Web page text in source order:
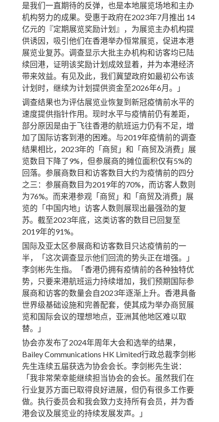
是我们一直期待的反弹，也是本地展览场地和主办
机构努力的成果。受惠于政府在2023年7月推出 14
亿元的『定期展览奖励计划』，为展览主办机构提
供诱因，吸引他们在香港举办恒常展览，促进本港
展览业复苏。调查显示大批主办机构和访客均已陆
续回港，证明该奖励计划成效显着，并为本港经济
带来效益。有见及此，我们冀望政府如最初公布该
计划时，继续为计划提供资金至2026年6月。」
调查结果也为评估展览业恢复到新冠疫情前水平的
速度提供指针作用。现时水平与疫情前仍有差距，
部分原因是由于飞往香港的航班运力仍有不足，增
加了国际访客到港的困难。与2019年疫情前的调查
结果相比，2023年的「商贸」和「商贸及消费」展
览数目下降了9%，但参展商的摊位面积仅有5%的
回落。参展商数目和访客数目大约为疫情前的四分
之三：参展商数目为2019年的70%，而访客人数则
为76%。而来港参观「商贸」和「商贸及消费」展
览的「中国内地」访客人数则展现出最强劲的复
苏。截至2023年底，这类访客的数目已回复至
2019年的91%。
国际及亚太区参展商和访客数目只达疫情前的一
半，「这次调查显示他们回流的势头正在增强。」
李剑彬先生指。「香港仍拥有疫情前的各种独特优
势，只要来港航班运力持续增加，我们预期国际参
展商和访客的数量会自2023年逐渐上升。香港具备
世界级基础设施和完善配套，使其成为举办商贸展
览和国际会议的理想地点，亚洲其他地区难以取
替。」
协会亦发布了2024年周年大会和选举的结果，
Bailey Communications HK Limited行政总裁李剑彬
先生连续五届获选为协会会长。李剑彬先生说：
「我非常荣幸能继续担当协会的会长。虽然我们在
行业复苏方面已取得良好进展，但仍有很多工作要
做。执行委员会和我会致力支持所有会员，并为香
港会议及展览业的持续发展发声。」